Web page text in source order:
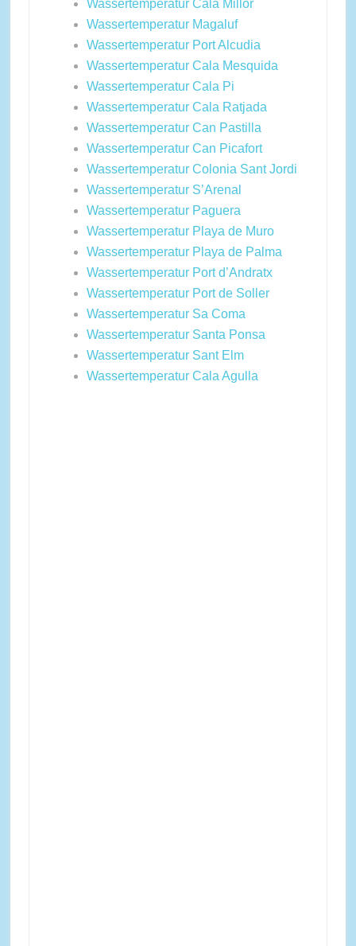
Wassertemperatur Cala Millor
Wassertemperatur Magaluf
Wassertemperatur Port Alcudia
Wassertemperatur Cala Mesquida
Wassertemperatur Cala Pi
Wassertemperatur Cala Ratjada
Wassertemperatur Can Pastilla
Wassertemperatur Can Picafort
Wassertemperatur Colonia Sant Jordi
Wassertemperatur S’Arenal
Wassertemperatur Paguera
Wassertemperatur Playa de Muro
Wassertemperatur Playa de Palma
Wassertemperatur Port d’Andratx
Wassertemperatur Port de Soller
Wassertemperatur Sa Coma
Wassertemperatur Santa Ponsa
Wassertemperatur Sant Elm
Wassertemperatur Cala Agulla